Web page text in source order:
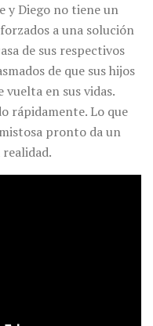
y Diego no tiene un
a una solución
de sus respectivos
de que sus hijos
en sus vidas.
rápidamente. Lo que
pronto da un